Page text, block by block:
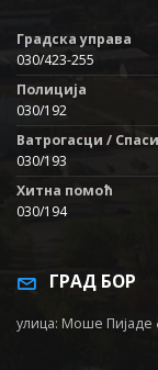
Градска управа
030/423-255
Полиција
030/192
Ватрогасци /
030/193
Хитна помоћ
030/194
ГРАД БОР
улица: Моше Пијаде